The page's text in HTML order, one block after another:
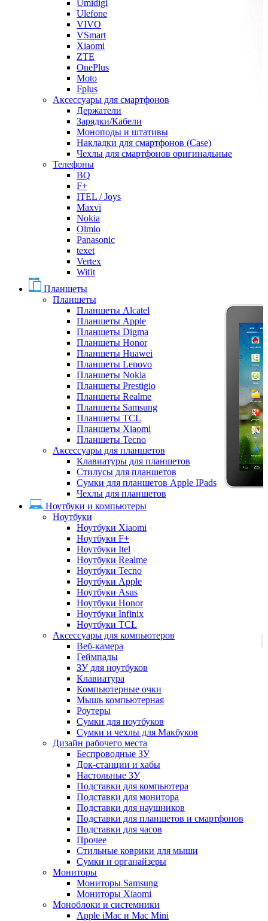
Umidigi
Ulefone
VIVO
VSmart
Xiaomi
ZTE
OnePlus
Moto
Fplus
Аксессуары для смартфонов
Держатели
Зарядки/Кабели
Моноподы и штативы
Накладки для смартфонов (Case)
Чехлы для смартфонов оригинальные
Телефоны
BQ
F+
ITEL / Joys
Maxvi
Nokia
Olmio
Panasonic
texet
Vertex
Wifit
Планшеты
Планшеты
Планшеты Alcatel
Планшеты Apple
Планшеты Digma
Планшеты Honor
Планшеты Huawei
Планшеты Lenovo
Планшеты Nokia
Планшеты Prestigio
Планшеты Realme
Планшеты Samsung
Планшеты TCL
Планшеты Xiaomi
Планшеты Tecno
Аксессуары для планшетов
Клавиатуры для планшетов
Стилусы для планшетов
Сумки для планшетов Apple IPads
Чехлы для планшетов
Ноутбуки и компьютеры
Ноутбуки
Ноутбуки Xiaomi
Ноутбуки F+
Ноутбуки Itel
Ноутбуки Realme
Ноутбуки Tecno
Ноутбуки Apple
Ноутбуки Asus
Ноутбуки Honor
Ноутбуки Infinix
Ноутбуки TCL
Аксессуары для компьютеров
Веб-камера
Геймпады
ЗУ для ноутбуков
Клавиатура
Компьютерные очки
Мышь компьютерная
Роутеры
Сумки для ноутбуков
Сумки и чехлы для Макбуков
Дизайн рабочего места
Беспроводные ЗУ
Док-станции и хабы
Настольные ЗУ
Подставки для компьютера
Подставки для монитора
Подставки для наушников
Подставки для планшетов и смартфонов
Подставки для часов
Прочее
Стильные коврики для мыши
Сумки и органайзеры
Мониторы
Мониторы Samsung
Мониторы Xiaomi
Моноблоки и системники
Apple iMac и Mac Mini